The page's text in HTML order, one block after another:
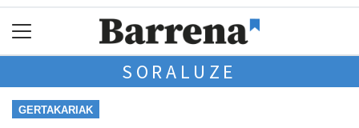
SORALUZE
GERTAKARIAK